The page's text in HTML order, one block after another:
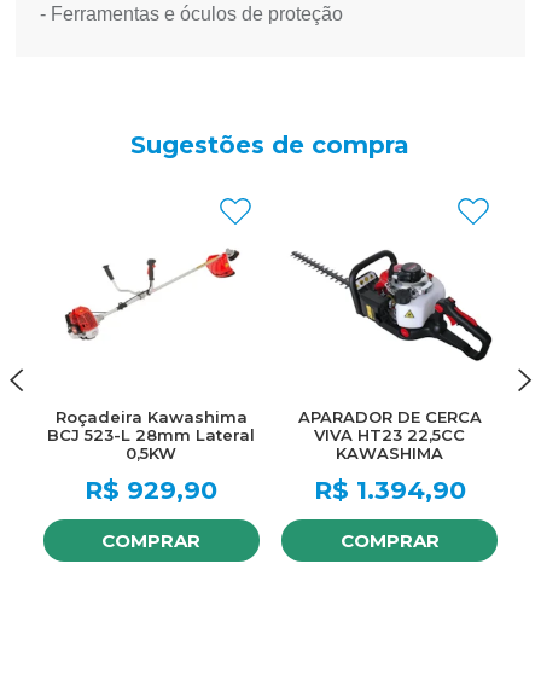
- Ferramentas e óculos de proteção
Sugestões de compra
Roçadeira Kawashima
BCJ 523-L 28mm Lateral
0,5KW
R$ 929,90
COMPRAR
APARADOR DE CERCA
VIVA HT23 22,5CC
KAWASHIMA
R$ 1.394,90
COMPRAR